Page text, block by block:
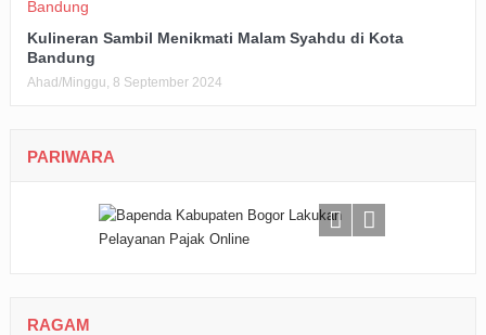
Kulineran Sambil Menikmati Malam Syahdu di Kota
Bandung
Ahad/Minggu, 8 September 2024
PARIWARA
RAGAM